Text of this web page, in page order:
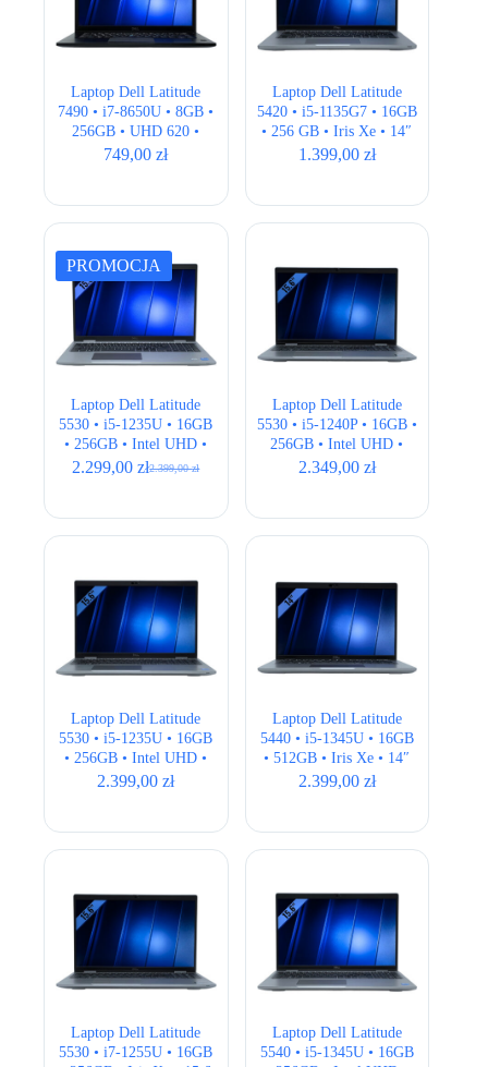
Laptop Dell Latitude
7490 • i7-8650U • 8GB •
256GB • UHD 620 •
14.1″ Full HD •
749,00zł
Laptop Dell Latitude
5420 • i5-1135G7 • 16GB
• 256 GB • Iris Xe • 14″
Full HD
1.399,00 zł
PROMOCJA
Laptop Dell Latitude
5530 • i5-1235U • 16GB
• 256GB • Intel UHD •
15,6 ” Full HD • LTE
2.399,00zł
Pierwotna
wynosiła:
2.399,00 zł.
2.299,00zł
Aktualna
wynosi:
2.299,00 zł.
Laptop Dell Latitude
5530 • i5-1240P • 16GB •
256GB • Intel UHD •
15,6 ” Full HD
2.349,00 zł
Laptop Dell Latitude
5530 • i5-1235U • 16GB
• 256GB • Intel UHD •
15,6 ” Full HD •
2.399,00zł
Laptop Dell Latitude
5440 • i5-1345U • 16GB
• 512GB • Iris Xe • 14″
Full HD • LTE
2.399,00 zł
Laptop Dell Latitude
5530 • i7-1255U • 16GB
Laptop Dell Latitude
5540 • i5-1345U • 16GB